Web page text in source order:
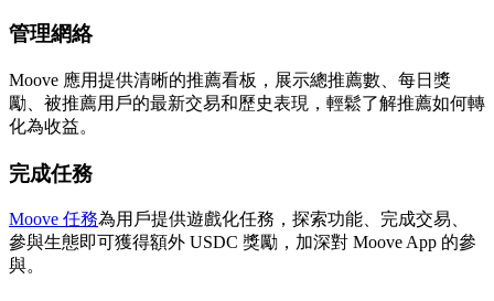
管理網絡
Moove 應用提供清晰的推薦看板，展示總推薦數、每日獎
勵、被推薦用戶的最新交易和歷史表現，輕鬆了解推薦如何轉
化為收益。
完成任務
Moove 任務為用戶提供遊戲化任務，探索功能、完成交易、
參與生態即可獲得額外 USDC 獎勵，加深對 Moove App 的參
與。